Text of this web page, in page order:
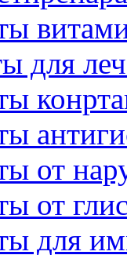
для
от
от
для